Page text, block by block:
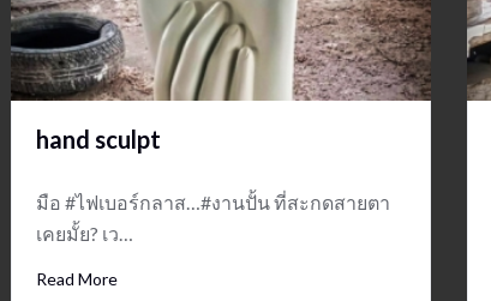
hand sculpt
มือ #ไฟเบอร์กลาส…#งานปั้น ที่สะกดสายตา
เคยมั้ย? เว…
Read More